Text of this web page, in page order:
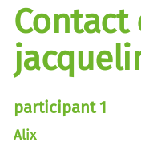
Contact
participant 1
Alix